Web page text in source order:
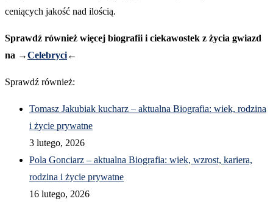
ceniących jakość nad ilością.
Sprawdź również więcej biografii i ciekawostek z życia gwiazd
na →Celebryci←
Sprawdź również:
Tomasz Jakubiak kucharz – aktualna Biografia: wiek, rodzina
i życie prywatne
3 lutego, 2026
Pola Gonciarz – aktualna Biografia: wiek, wzrost, kariera,
rodzina i życie prywatne
16 lutego, 2026